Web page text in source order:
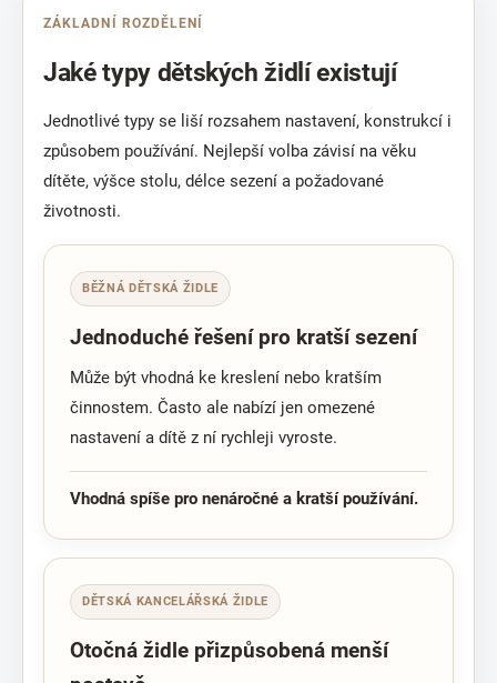
ZÁKLADNÍ ROZDĚLENÍ
Jaké typy dětských židlí existují
Jednotlivé typy se liší rozsahem nastavení, konstrukcí i
způsobem používání. Nejlepší volba závisí na věku
dítěte, výšce stolu, délce sezení a požadované
životnosti.
BĚŽNÁ DĚTSKÁ ŽIDLE
Jednoduché řešení pro kratší sezení
Může být vhodná ke kreslení nebo kratším
činnostem. Často ale nabízí jen omezené
nastavení a dítě z ní rychleji vyroste.
Vhodná spíše pro nenáročné a kratší používání.
DĚTSKÁ KANCELÁŘSKÁ ŽIDLE
Otočná židle přizpůsobená menší